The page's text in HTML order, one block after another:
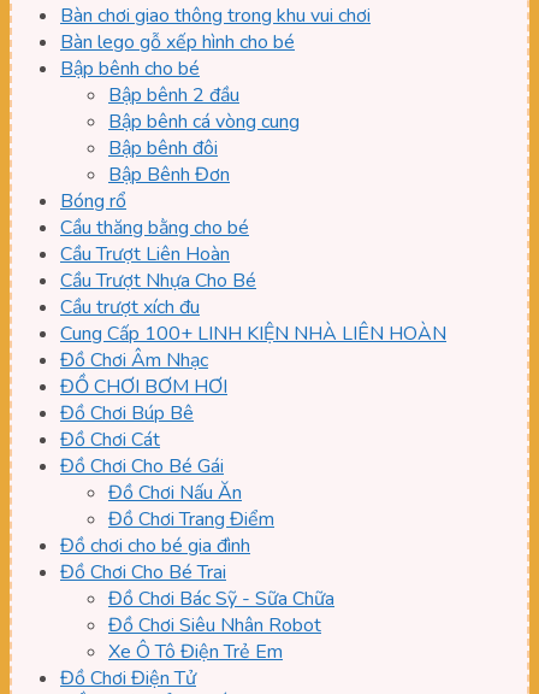
Bàn chơi giao thông trong khu vui chơi
Bàn lego gỗ xếp hình cho bé
Bập bênh cho bé
Bập bênh 2 đầu
Bập bênh cá vòng cung
Bập bênh đôi
Bập Bênh Đơn
Bóng rổ
Cầu thăng bằng cho bé
Cầu Trượt Liên Hoàn
Cầu Trượt Nhựa Cho Bé
Cầu trượt xích đu
Cung Cấp 100+ LINH KIỆN NHÀ LIÊN HOÀN
Đồ Chơi Âm Nhạc
ĐỒ CHƠI BƠM HƠI
Đồ Chơi Búp Bê
Đồ Chơi Cát
Đồ Chơi Cho Bé Gái
Đồ Chơi Nấu Ăn
Đồ Chơi Trang Điểm
Đồ chơi cho bé gia đình
Đồ Chơi Cho Bé Trai
Đồ Chơi Bác Sỹ - Sữa Chữa
Đồ Chơi Siêu Nhân Robot
Xe Ô Tô Điện Trẻ Em
Đồ Chơi Điện Tử